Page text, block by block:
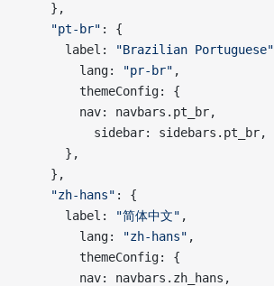
    },
    "pt-br"
: {
      label:
"Brazilian Portuguese"
        lang:
"pr-br" ,
        themeConfig: {
        nav: navbars.pt_br,
          sidebar: sidebars.pt_br,
      },
    },
    "zh-hans"
: {
      label:
"简体中文" ,
        lang:
"zh-hans" ,
        themeConfig: {
        nav: navbars.zh_hans,